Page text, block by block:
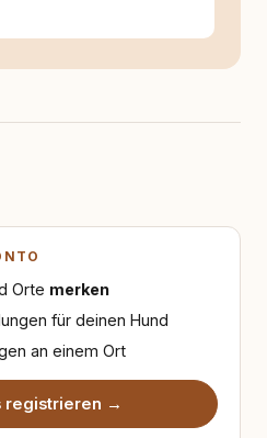
Orte merken
für deinen Hund
an einem Ort
registrieren →